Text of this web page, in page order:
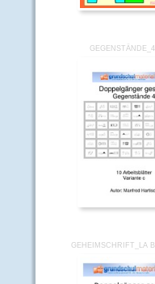
GEHEIMSCHRIFT_LA